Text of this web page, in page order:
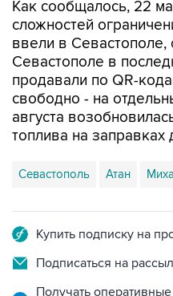
ввели в
Севастополе в
продавали по QR-
свободно - на
августа
топлива на заправках
Севастополь Атан
Подписаться на
Получать